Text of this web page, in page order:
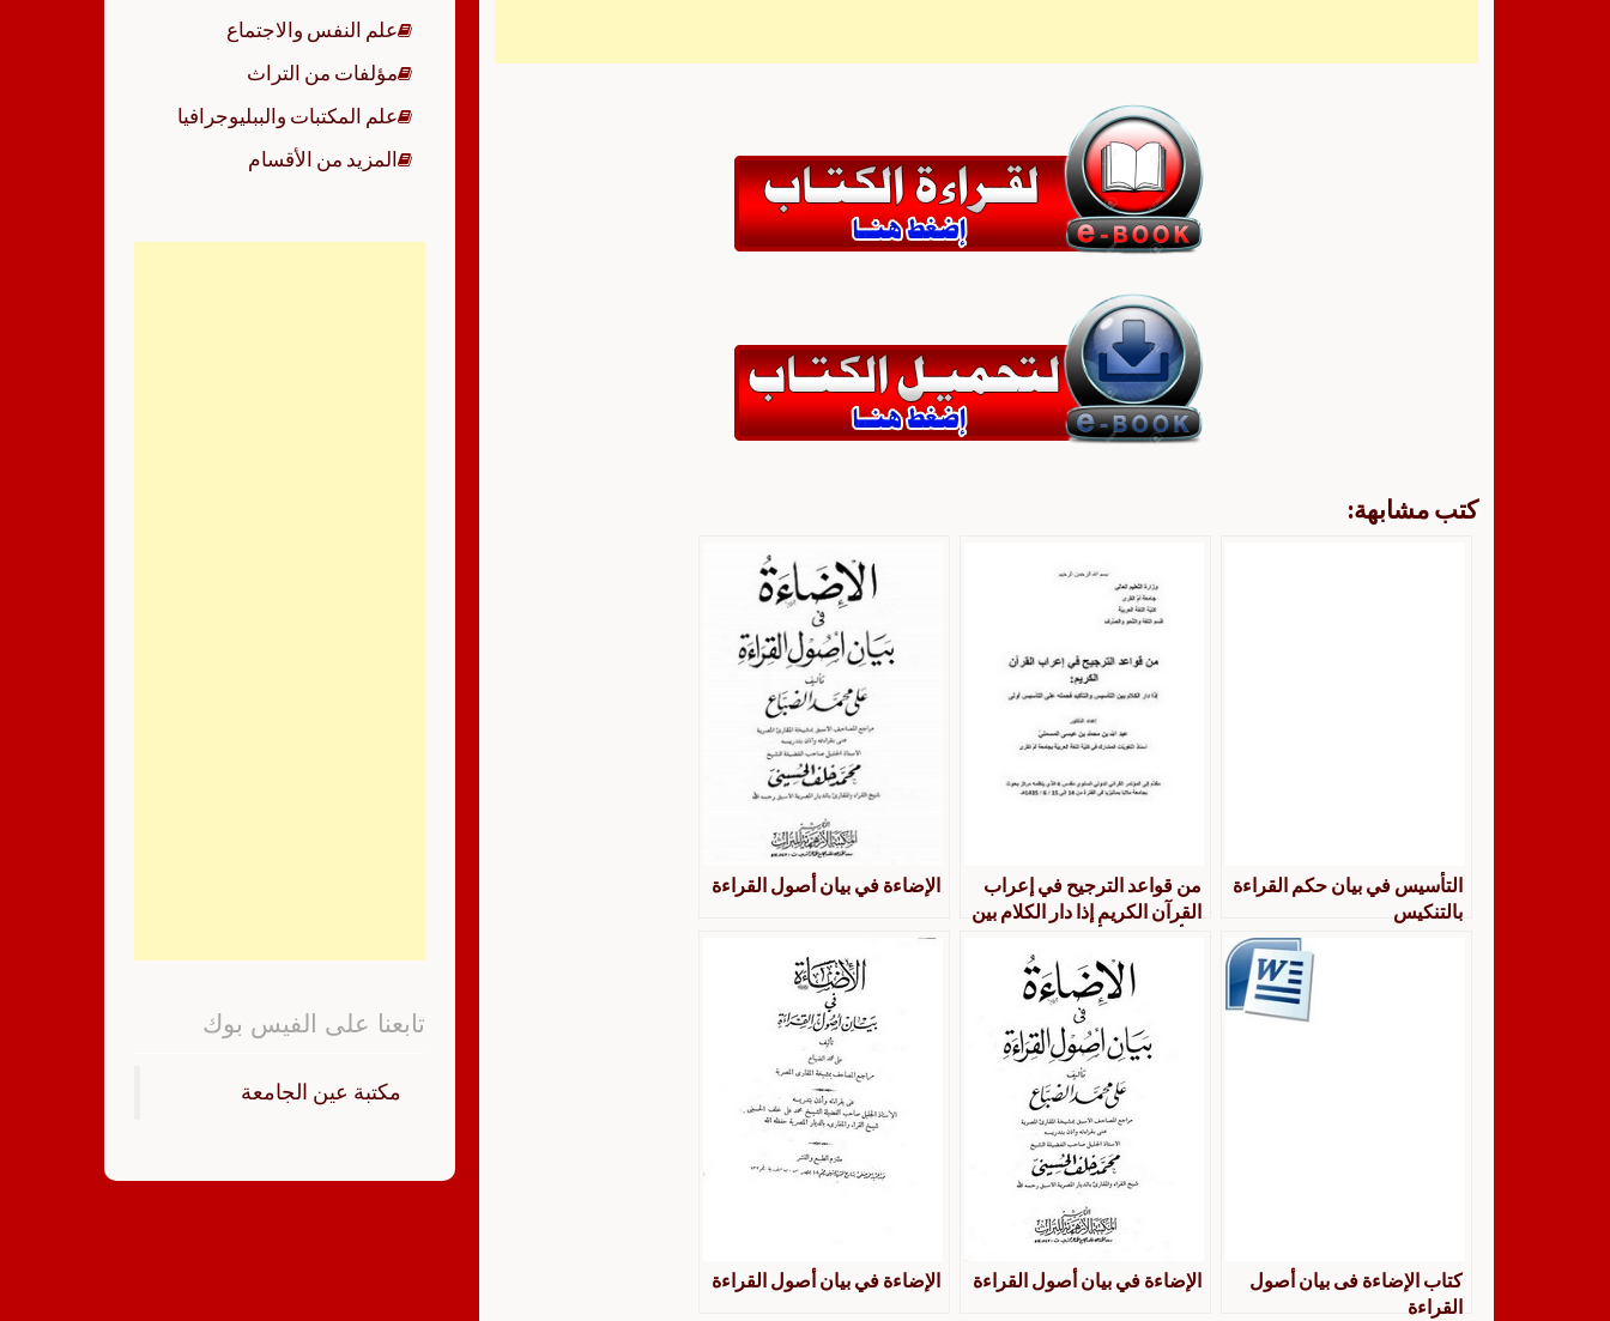
كتب مشابهة:
التأسيس في بيان حكم القراءة
بالتنكيس
من قواعد الترجيح في إعراب
القرآن الكريم إذا دار الكلام بين
التأسيس أولى
الإضاءة في بيان أصول القراءة
كتاب الإضاءة فى بيان أصول
القراءة
الإضاءة في بيان أصول القراءة الإضاءة في بيان أصول القراءة
علم النفس والاجتماع
مؤلفات من التراث
علم المكتبات والببليوجرافيا
المزيد من الأقسام
تابعنا على الفيس بوك
‏مكتبة عين الجامعة‏